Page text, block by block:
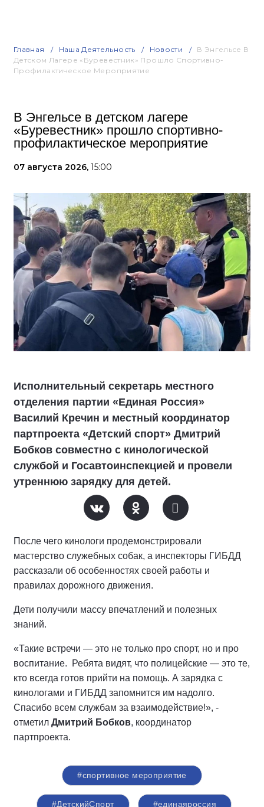
Главная Наша Деятельность Новости
В Энгельсе В
Детском Лагере «Буревестник» Прошло Спортивно-
Профилактическое Мероприятие
В Энгельсе в детском лагере
«Буревестник» прошло спортивно-
профилактическое мероприятие
07 августа 2026, 15:00
Исполнительный секретарь местного
отделения партии «Единая Россия»
Василий Кречин и местный координатор
партпроекта «Детский спорт» Дмитрий
Бобков совместно с кинологической
службой и Госавтоинспекцией и провели
утреннюю зарядку для детей.
После чего кинологи продемонстрировали
мастерство служебных собак, а инспекторы ГИБДД
рассказали об особенностях своей работы и
правилах дорожного движения.
Дети получили массу впечатлений и полезных
знаний.
«Такие встречи — это не только про спорт, но и про
воспитание. Ребята видят, что полицейские — это те,
кто всегда готов прийти на помощь. А зарядка с
кинологами и ГИБДД запомнится им надолго.
Спасибо всем службам за взаимодействие!», -
отметил Дмитрий Бобков, координатор
партпроекта.
#спортивное мероприятие
#ДетскийСпорт #единаяроссия